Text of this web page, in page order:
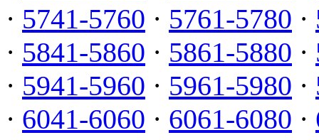
· 5741-5760 · 5761-5780 ·
· 5841-5860 · 5861-5880 ·
· 5941-5960 · 5961-5980 ·
· 6041-6060 · 6061-6080 ·